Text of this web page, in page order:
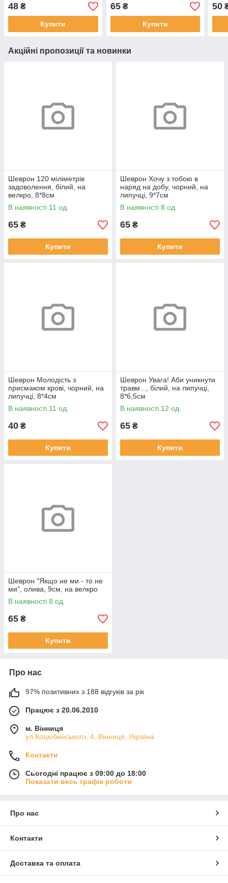
48 ₴
Купити
65₴
Купити
50
Акційні пропозиції та новинки
Шеврон 120 міліметрів
задоволення, білий, на
велкро, 8*8см
В наявності 11 од.
65 ₴
Купити
Шеврон Хочу з тобою в
наряд на добу, чорний, на
липучці, 9*7см
В наявності 8 од.
65 ₴
Купити
Шеврон Молодість з
присмаком крові, чорний, на
липучці, 8*4см
В наявності 11 од.
40 ₴
Купити
Шеврон Увага! Аби уникнути
травм..., білий, на липучці,
8*6,5см
В наявності 12 од.
65 ₴
Купити
Шеврон "Якщо не ми - то не
ми", олива, 9см, на велкро
В наявності 8 од.
65 ₴
Купити
Про нас
97% позитивних з 188 відгуків за рік
Працює з 20.06.2010
м. Вінниця
ул.Коцюбинського, 4, Вінниця, Україна
Контакти
Сьогодні працює з 09:00 до 18:00
Показати весь графік роботи
Про нас
Контакти
Доставка та оплата